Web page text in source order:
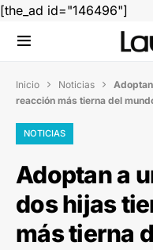
[the_ad id="146496"]
Inicio  Noticias 
reacción más tierna del
NOTICIAS
Adoptan a
dos hijas
más tierna